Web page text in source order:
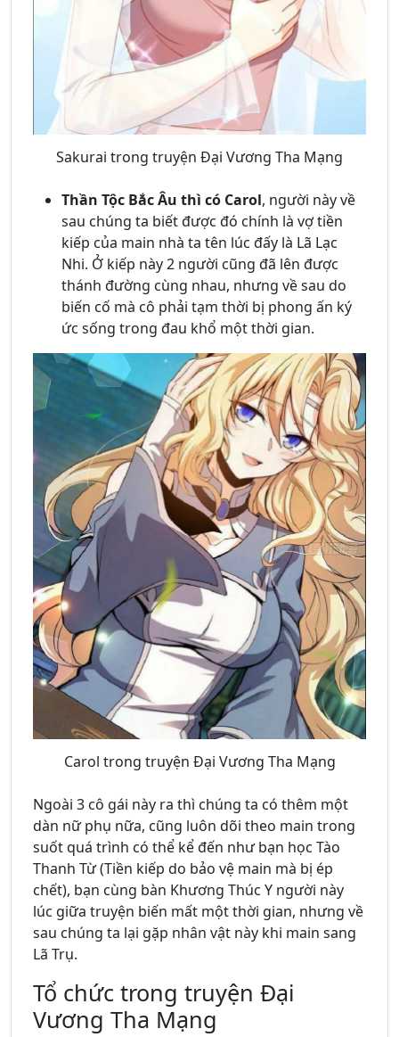
Sakurai trong truyện Đại Vương Tha Mạng
Thần Tộc Bắc Âu thì có Carol, người này về
sau chúng ta biết được đó chính là vợ tiền
kiếp của main nhà ta tên lúc đấy là Lã Lạc
Nhi. Ở kiếp này 2 người cũng đã lên được
thánh đường cùng nhau, nhưng về sau do
biến cố mà cô phải tạm thời bị phong ấn ký
ức sống trong đau khổ một thời gian.
Carol trong truyện Đại Vương Tha Mạng
Ngoài 3 cô gái này ra thì chúng ta có thêm một
dàn nữ phụ nữa, cũng luôn dõi theo main trong
suốt quá trình có thể kể đến như bạn học Tào
Thanh Từ (Tiền kiếp do bảo vệ main mà bị ép
chết), bạn cùng bàn Khương Thúc Y người này
lúc giữa truyện biến mất một thời gian, nhưng về
sau chúng ta lại gặp nhân vật này khi main sang
Lã Trụ.
Tổ chức trong truyện Đại
Vương Tha Mạng